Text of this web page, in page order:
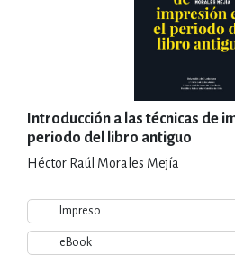
Introducción a las técnicas de
periodo del libro antiguo
Héctor Raúl Morales Mejía
Impreso
eBook